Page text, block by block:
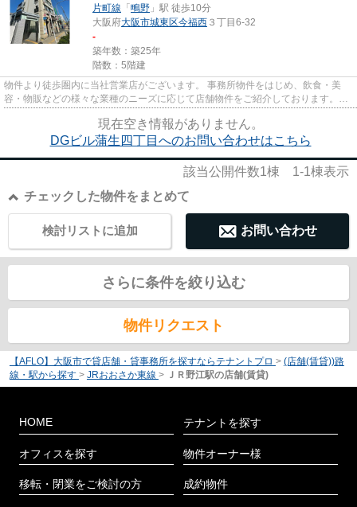
片町線 「鴫野 」駅 徒歩10分
大阪府大阪市城東区今福西 ３丁目6-32
-
築年数：築25年
階数：5階建
物件より徒歩圏内に当社営業店がございます。 事務所物件をはじめ、飲食・美
容・物販などの様々な業種のニーズに応じて店舗物件をご紹介しております。
尚、弊社ではおとり広告は一切...
現在空き情報がありません。
DGビル蒲生四丁目へのお問い合わせはこちら
該当公開件数1棟 1-1棟表示
チェックした物件をまとめて
お問い合わせ
検討リストに追加
さらに条件を絞り込む
物件リクエスト
【AFLO】大阪市で貸店舗・貸事務所を探すならテナントプロ > (店舗(賃貸))路
線・駅から探す > JRおおさか東線 > ＪＲ野江駅の店舗(賃貸)
HOME
オフィスを探す
移転・閉業をご検討の方
テナントを探す
物件オーナー様
成約物件